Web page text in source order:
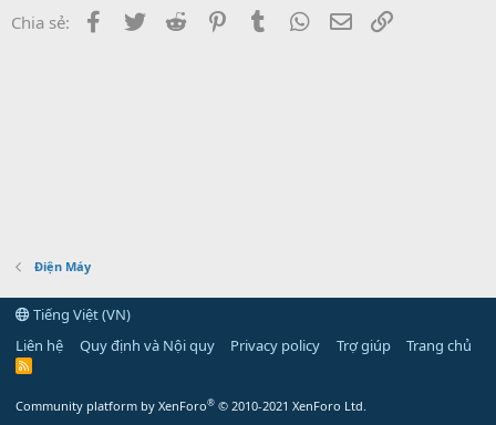
Chia sẻ: Facebook
Twitter Reddit PinterestTumblr WhatsApp
Email
Điện Máy
Tiếng Việt (VN)
Liên hệ
Quy định và Nội quy Privacy policy Trợ giúp Trang chủ
R
Community platform by XenForo® © 2010-2021 XenForo Ltd.